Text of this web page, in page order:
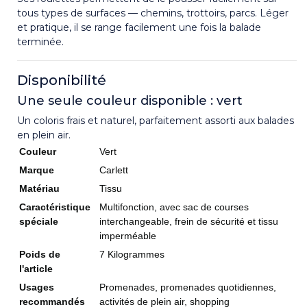
tous types de surfaces — chemins, trottoirs, parcs. Léger
et pratique, il se range facilement une fois la balade
terminée.
Disponibilité
Une seule couleur disponible : vert
Un coloris frais et naturel, parfaitement assorti aux balades
en plein air.
Couleur
Vert
Marque
Carlett
Matériau
Tissu
Caractéristique
spéciale
Multifonction, avec sac de courses
interchangeable, frein de sécurité et tissu
imperméable
Poids de
l'article
7 Kilogrammes
Usages
recommandés
Promenades, promenades quotidiennes,
activités de plein air, shopping